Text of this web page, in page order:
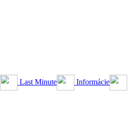
Last Minute
Informácie